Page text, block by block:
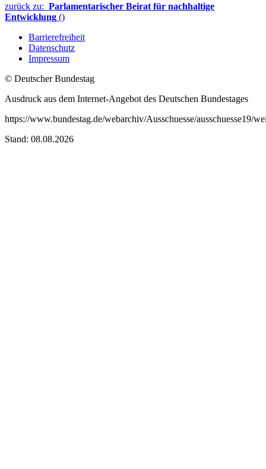
zurück zu: Parlamentarischer Beirat für nachhaltige
Entwicklung ()
Barrierefreiheit
Datenschutz
Impressum
© Deutscher Bundestag
Ausdruck aus dem Internet-Angebot des Deutschen Bundestages
https://www.bundestag.de/webarchiv/Ausschuesse/ausschuesse19/
Stand: 08.08.2026